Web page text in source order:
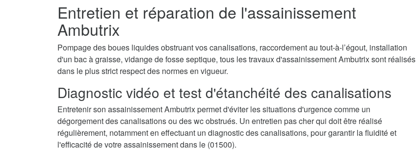
Entretien et réparation de l'assainissement
Ambutrix
Pompage des boues liquides obstruant vos canalisations, raccordement au tout-à-l’égout, installation
d'un bac à graisse, vidange de fosse septique, tous les travaux d'assainissement Ambutrix sont réalisés
dans le plus strict respect des normes en vigueur.
Diagnostic vidéo et test d'étanchéité des canalisations
Entretenir son assainissement Ambutrix permet d'éviter les situations d'urgence comme un
dégorgement des canalisations ou des wc obstrués. Un entretien pas cher qui doit être réalisé
régulièrement, notamment en effectuant un diagnostic des canalisations, pour garantir la fluidité et
l'efficacité de votre assainissement dans le (01500).